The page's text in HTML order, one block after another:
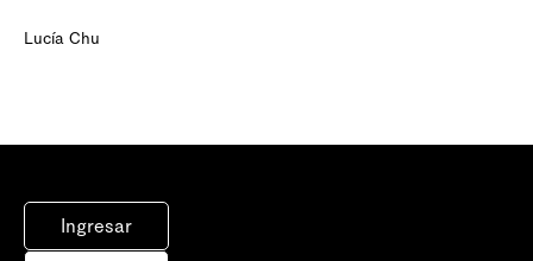
Lucía Chu
Ingresar